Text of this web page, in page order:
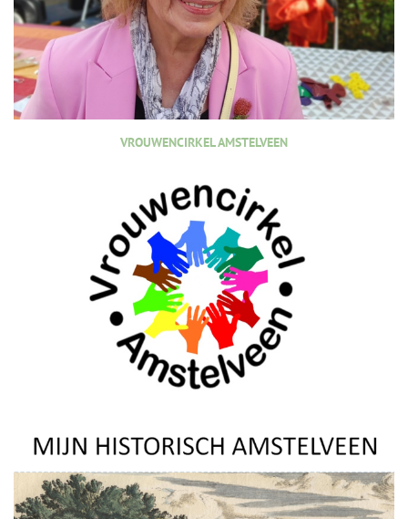
VROUWENCIRKEL AMSTELVEEN